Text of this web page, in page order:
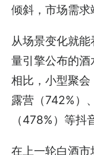
倾斜，市场需求
从场景变化就
量引擎公布的
相比，小型聚会
露营（742%）
（478%）等抖
在上一轮白酒